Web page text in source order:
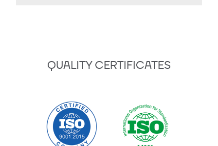
QUALITY CERTIFICATES